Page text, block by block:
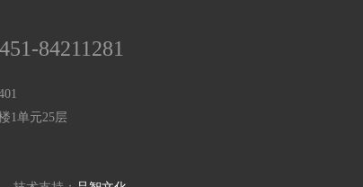
84211281
1单元25层